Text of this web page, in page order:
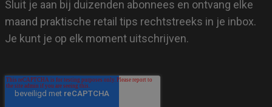
Sluit je aan bij duizenden abonnees en ontvang elke
maand praktische retail tips rechtstreeks in je inbox.
Je kunt je op elk moment uitschrijven.